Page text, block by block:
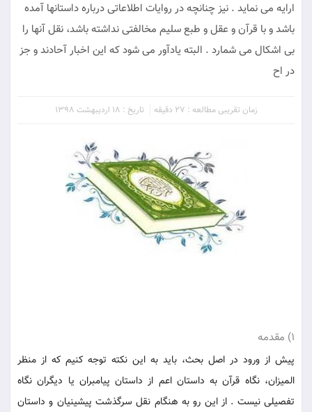
ارايه می نمايد . نيز چنانچه در روايات اطلاعاتى درباره داستانها آمده
باشد و با قرآن و عقل و طبع سليم مخالفتى نداشته باشد، نقل آنها را
بى ‏اشكال مى ‏شمارد . البته يادآور مى ‏شود كه اين اخبار آحادند و جز
در اح
زمان تقریبی مطالعه : 27 دقیقه تاریخ : 18 اردیبهشت 1398
1) مقدمه
پيش از ورود در اصل بحث، بايد به اين نكته توجه كنيم كه از منظر
الميزان، نگاه قرآن به داستان اعم از داستان پيامبران يا ديگران نگاه
تفصيلى نيست . از اين رو به هنگام نقل سرگذشت پيشينيان و داستان